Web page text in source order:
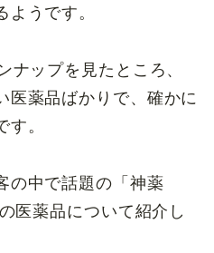
ようです。
ナップを見たところ、
医薬品ばかりで、確かに
。
の中で話題の「神薬
医薬品について紹介し